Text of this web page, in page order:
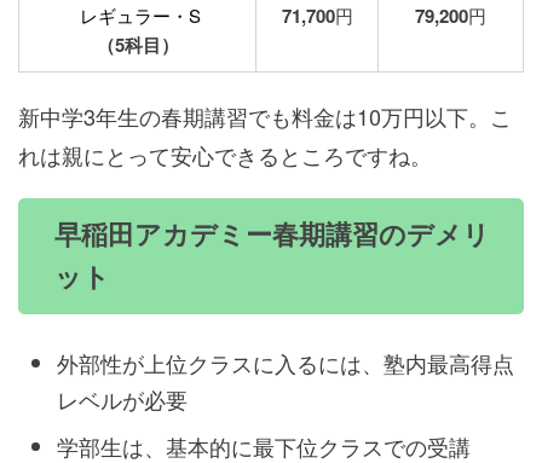
レギュラー・S
（5科目）
71,700円 79,200円
新中学3年生の春期講習でも料金は10万円以下。こ
れは親にとって安心できるところですね。
早稲田アカデミー春期講習のデメリ
ット
外部性が上位クラスに入るには、塾内最高得点
レベルが必要
学部生は、基本的に最下位クラスでの受講